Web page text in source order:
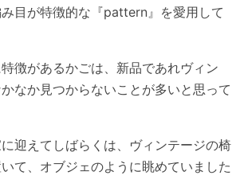
目が特徴的な『pattern』を愛用して
徴があるかごは、新品であれヴィン
なか見つからないことが多いと思って
迎えてしばらくは、ヴィンテージの椅
て、オブジェのように眺めていました